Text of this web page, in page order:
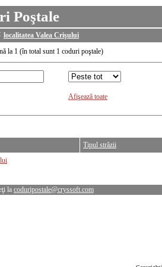
Poştale
localitatea Valea Crişului
la 1 (în total sunt 1 coduri poştale)
Afişează toate
Tipul străzii
la coduripostale@cryssoft.com